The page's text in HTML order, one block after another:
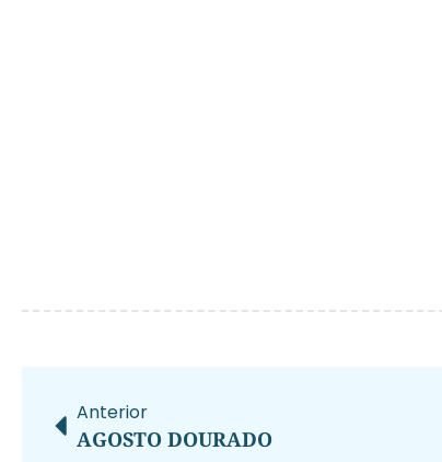
Anterior
AGOSTO DOURADO